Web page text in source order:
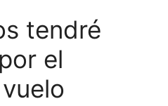
tendré
el